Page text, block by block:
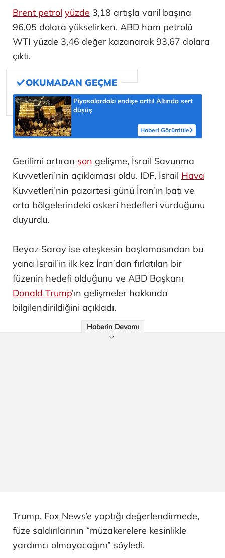
Brent petrol yüzde 3,18 artışla varil başına
96,05 dolara yükselirken, ABD ham petrolü
WTI yüzde 3,46 değer kazanarak 93,67 dolara
çıktı.
Piyasalardaki endişe arttı! Altında sert
düşüş
Haberi Görüntüle
Gerilimi artıran son gelişme, İsrail Savunma
Kuvvetleri’nin açıklaması oldu. IDF, İsrail Hava
Kuvvetleri’nin pazartesi günü İran’ın batı ve
orta bölgelerindeki askeri hedefleri vurduğunu
duyurdu.
Beyaz Saray ise ateşkesin başlamasından bu
yana İsrail’in ilk kez İran’dan fırlatılan bir
füzenin hedefi olduğunu ve ABD Başkanı
Donald Trump’ın gelişmeler hakkında
bilgilendirildiğini açıkladı.
Haberin Devamı
Trump, Fox News’e yaptığı değerlendirmede,
füze saldırılarının “müzakerelere kesinlikle
yardımcı olmayacağını” söyledi.